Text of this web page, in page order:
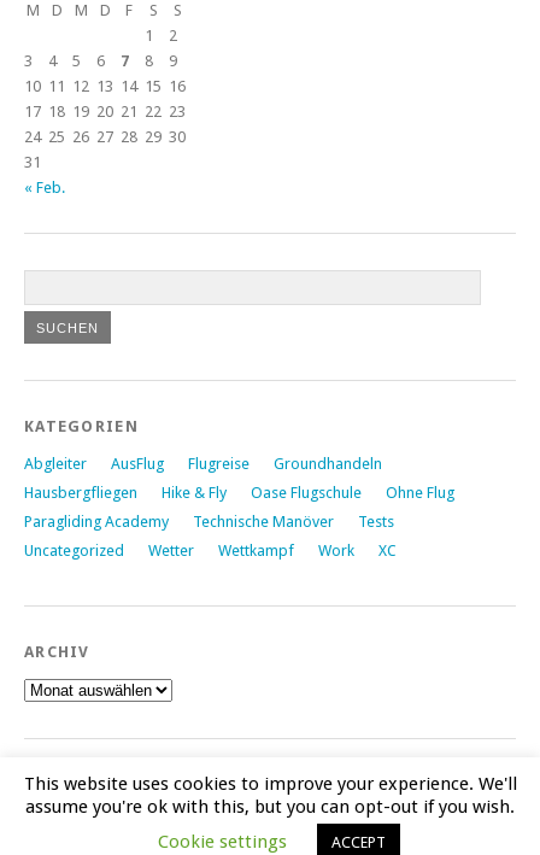
M
D M D F S
S
1
2
3
4 5 6 7 8
9
10 11 12 13 14 15 16
17 18 19 20 21 22 23
24 25 26 27 28 29 30
31
« Feb.
KATEGORIEN
Abgleiter AusFlug Flugreise
Groundhandeln
Hausbergfliegen
Hike & Fly Oase Flugschule
Ohne Flug
Paragliding Academy
Technische Manöver
Tests
Uncategorized
Wetter Wettkampf Work XC
ARCHIV
Archiv
Theme: Yoko vonElmastudio
This website uses cookies to improve your experience. We'll
assume you're ok with this, but you can opt-out if you wish.
Cookie settings
ACCEPT